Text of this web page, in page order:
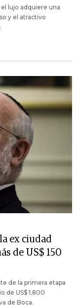
lujo adquiere una
y el atractivo
ex ciudad
de US$ 150
de la primera etapa
de US$ 1.800
de Boca.